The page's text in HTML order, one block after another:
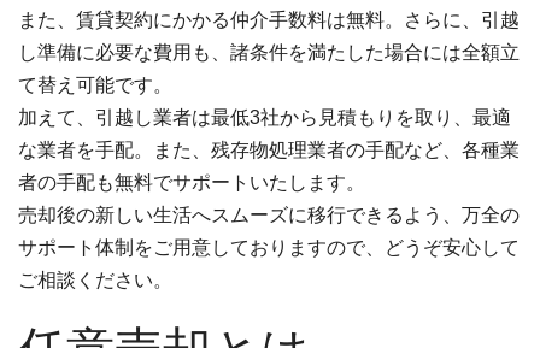
また、賃貸契約にかかる仲介手数料は無料。さらに、引越
し準備に必要な費用も、諸条件を満たした場合には全額立
て替え可能です。
加えて、引越し業者は最低3社から見積もりを取り、最適
な業者を手配。また、残存物処理業者の手配など、各種業
者の手配も無料でサポートいたします。
売却後の新しい生活へスムーズに移行できるよう、万全の
サポート体制をご用意しておりますので、どうぞ安心して
ご相談ください。